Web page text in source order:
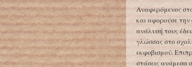
Αναφερόμενος
και αφορούσε την
ανάλυσή τους
γλώσσας στο
εκφοβισμού.
στάσεις ανάμεσα